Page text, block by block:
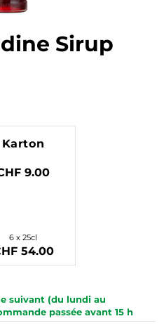
Sirup
Karton
9.00
6 x 25cl
54.00
suivant (du lundi au
passée avant 15 h